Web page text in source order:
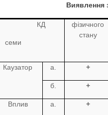
Виявлення
КД
семи
фізичного
стану
Каузатор a. +
б +
Вплив а +